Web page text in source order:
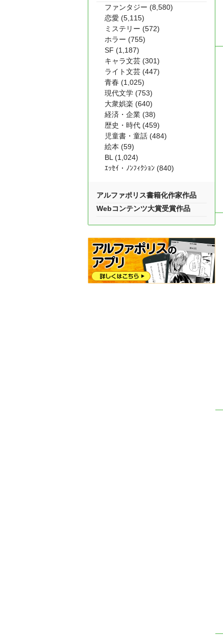
ファンタジー (8,580)
恋愛 (5,115)
ミステリー (572)
ホラー (755)
SF (1,187)
キャラ文芸 (301)
ライト文芸 (447)
青春 (1,025)
現代文学 (753)
大衆娯楽 (640)
経済・企業 (38)
歴史・時代 (459)
児童書・童話 (484)
絵本 (59)
BL (1,024)
ｴｯｾｲ・ﾉﾝﾌｨｸｼｮﾝ (840)
アルファポリス書籍化作家作品
Webコンテンツ大賞受賞作品